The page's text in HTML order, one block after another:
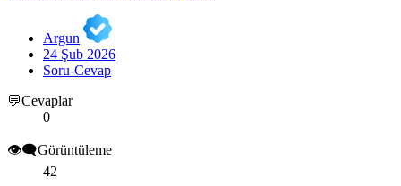
Argun
24 Şub 2026
Soru-Cevap
💬Cevaplar
0
👁️‍🗨️Görüntüleme
42